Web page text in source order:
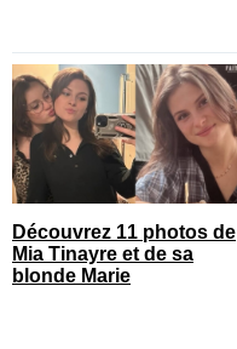
Découvrez 11 photos de
Mia Tinayre et de sa
blonde Marie